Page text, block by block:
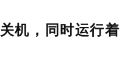
机，同时运行着